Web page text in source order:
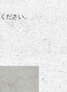
ださい。